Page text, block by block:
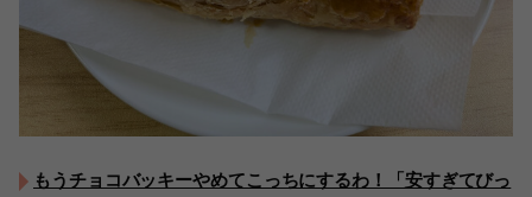
もうチョコバッキーやめてこっちにするわ！「安すぎてびっ